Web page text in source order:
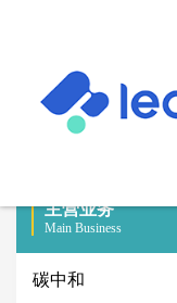
主营业务
Main Business
碳中和